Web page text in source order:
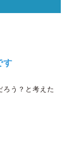
す
ろう？と考えた